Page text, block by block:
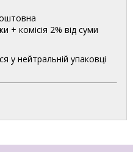
+ комісія 2% від суми
у нейтральній упаковці